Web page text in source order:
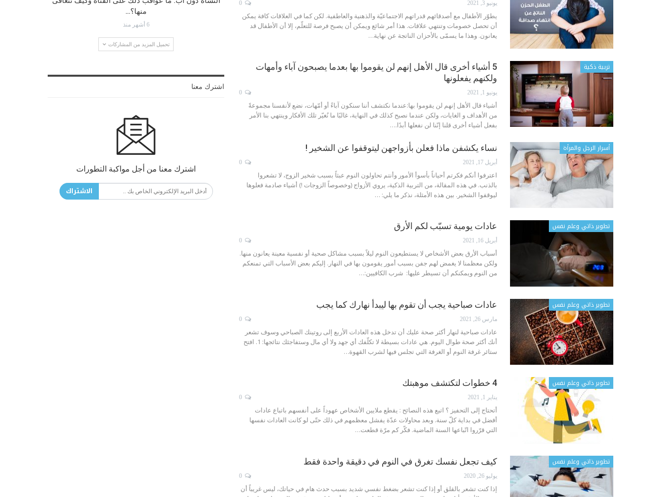
يونيو 3, 2021
يطوّر الأطفال مع أصدقائهم قدراتهم الاجتماعيّة والذهنية والعاطفية. لكن كما في العلاقات كافة يمكن
أن تحصل خصومات وتنتهي علاقات. هذا أمر شائع ويمكن أن يصبح فرصة للتعلّم، إلا أن الأطفال قد
يعانون. وهذا ما يسمّى بالأحزان الناتجة عن نهاية…
تربية ذكية
5 أشياء أخرى قال الأهل إنهم لن يقوموا بها بعدما يصبحون آباء وأمهات
ولكنهم يفعلونها
يونيو 1, 2021
أشياء قال الأهل إنهم لن يقوموا بها:عندما نكتشف أننا سنكون آباءً أو أمّهات، نضع لأنفسنا مجموعةً
من الأهداف و الغايات، ولكن عندما نصبح كذلك في النهاية، غالبًا ما نُغيّر تلك الأفكار وينتهي بنا الأمر
بفعل أشياء أخرى قلنا إنّنا لن نفعلها أبدًا.…
أسرار الرجل والمرأة نساء يكشفن ماذا فعلن بأزواجهن ليتوقفوا عن الشخير !
أبريل 17, 2021
اعترفوا أنكم فكرتم أحياناً بأسوأ الأمور وأنتم تحاولون النوم عبثاً بسبب شخير الزوج، لا تشعروا
بالذنب. في هذه المقالة، من التربية الذكية، يروي الأزواج (وخصوصاً الزوجات !) أشياء صادمة فعلوها
ليوقفوا الشخير. بين هذه الأمثلة، نذكر ما يلي: …
تطوير ذاتي وعلم نفس عادات يومية تسبّب لكم الأرق
أبريل 16, 2021
أسباب الأرق بعض الأشخاص لا يستطيعون النوم ليلاً بسبب مشاكل صحية أو نفسية معينة يعانون منها.
ولكن معظمنا لا يغمض لهم جفن بسبب أمور يقومون بها في النهار. إليكم بعض الأسباب التي تمنعكم
من النوم ويمكنكم أن تسيطر عليها: شرب الكافيين:…
تطوير ذاتي وعلم نفس عادات صباحية يجب أن تقوم بها ليبدأ نهارك كما يجب
مارس 26, 2021
عادات صباحية لنهار أكثر صحة عليك أن تدخل هذه العادات الأربع إلى روتينك الصباحي وسوف تشعر
أنك أكثر صحة طوال اليوم. هي عادات بسيطة لا تكلّفك أي جهد ولا أي مال وستفاجئك نتائجها: 1. افتح
ستائر غرفة النوم أو الغرفة التي تجلس فيها لشرب القهوة…
تطوير ذاتي وعلم نفس 4 خطوات لتكتشف موهبتك
يناير 1, 2021
أتحتاج إلى التحفيز ؟ اتبع هذه النصائح : يقطع ملايين الأشخاص عهوداً على أنفسهم باتباع عادات
أفضل في بداية كلّ سنة. وبعد محاولات عدّة يفشل معظمهم في ذلك حتّى لو كانت العادات نفسها
التي قرّروا اتّباعها السنة الماضية. فكّر كم مرّة قطعت…
تطوير ذاتي وعلم نفس كيف تجعل نفسك تغرق في النوم في دقيقة واحدة فقط
يوليو 26, 2020
إذا كنت تشعر بالقلق أو إذا كنت تشعر بضغط نفسي شديد بسبب حدث هام في حياتك، ليس غريباً أن
منها؟…
6 أشهر منذ
تحميل المزيد من المشاركات
اشترك معنا
اشترك معنا من أجل مواكبة التطورات
الاشتراك